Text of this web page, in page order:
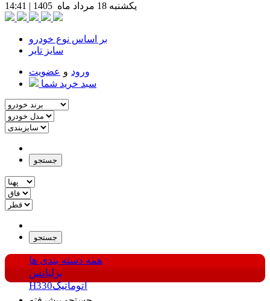
یکشنبه 18 مرداد ماه 1405
|
14:41
بر اساس نوع خودرو
سایز تایر
ورود و عضویت
سبد خرید شما
جستجو
جستجو
همه دسته بندی ها
برلیانس
H330اتوماتیک